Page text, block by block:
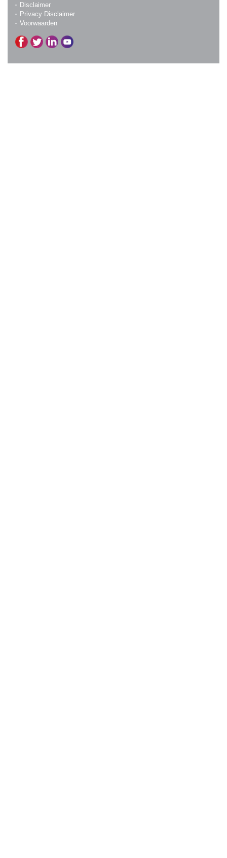
Disclaimer
Privacy Disclaimer
Voorwaarden